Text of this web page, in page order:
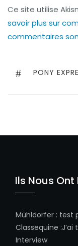
Ce site utilise
savoir plus sur
commentaires
PONY
Ils Nous
Mühldorfer : test
Classequine :
Interview